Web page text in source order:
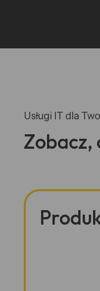
Usługi IT dla
Zobacz,